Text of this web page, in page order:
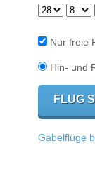
Nur freie
Hin- und
Gabelflüge